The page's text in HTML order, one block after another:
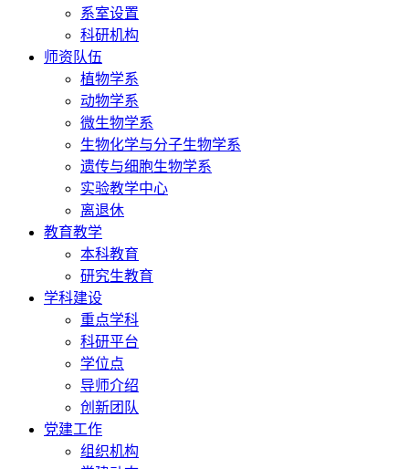
系室设置
科研机构
师资队伍
植物学系
动物学系
微生物学系
生物化学与分子生物学系
遗传与细胞生物学系
实验教学中心
离退休
教育教学
本科教育
研究生教育
学科建设
重点学科
科研平台
学位点
导师介绍
创新团队
党建工作
组织机构